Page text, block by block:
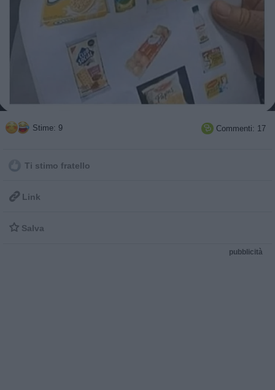
Stime: 9  Commenti: 17
Ti stimo fratello
 Link
 Salva
pubblicità